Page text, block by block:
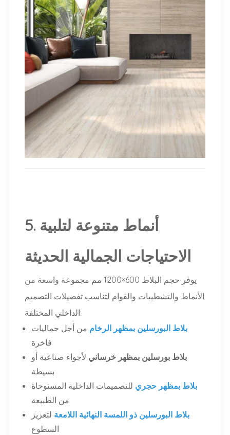
5. أنماط متنوعة لتلبية
الاحتياجات الجمالية الحديثة
يوفر حجم البلاط 600×1200 مم مجموعة واسعة من
الأنماط والتشطيبات والقوام لتناسب تفضيلات التصميم
الداخلي المختلفة:
بلاط البورسلين بمظهر الرخام من أجل جماليات
فاخرة
بلاط بورسلين بمظهر خرساني لأجواء صناعية أو
بسيطة
بلاط بمظهر حجري للتصميمات الداخلية المستوحاة
من الطبيعة
بلاط البورسلين ذو اللمسة النهائية اللامعة لتعزيز
السطوع